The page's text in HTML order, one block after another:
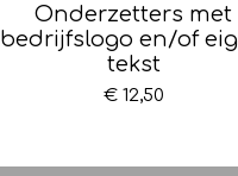
Onderzetters met
bedrijfslogo en/of
tekst
€ 12,50